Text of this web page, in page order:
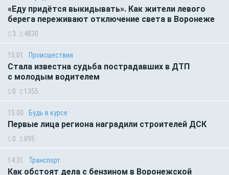
«Еду придётся выкидывать». Как жители левого
берега переживают отключение света в Воронеже
3 4830
15:01 Происшествия
Стала известна судьба пострадавших в ДТП
с молодым водителем
0 1355
15:00 Будь в курсе
Первые лица региона наградили строителей ДСК
0 895
14:31 Транспорт
Как обстоят дела с бензином в Воронежской